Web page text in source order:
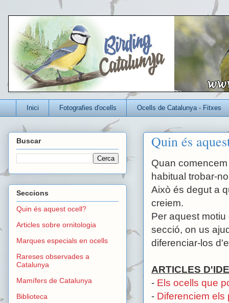
Un blog per conèixer millor els ocells que viuen a Catalunya
Inici Fotografies d'ocells Ocells de Catalunya - Fitxes
Quin és
Quan
habitual trobar-
Això és degut a
creiem.
Per aquest
secció, on us
diferenciar-los
ARTICLES
- Els ocells que
- Diferenciem els
Buscar
Seccions
Quin és aquest ocell?
Articles sobre ornitologia
Marques especials en ocells
Rareses observades a
Catalunya
Mamífers de Catalunya
Biblioteca